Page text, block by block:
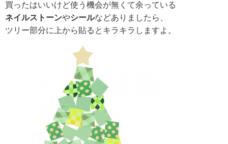
買ったはいいけど使う機会が無くて余っている
ネイルストーンやシールなどありましたら、
ツリー部分に上から貼るとキラキラしますよ。